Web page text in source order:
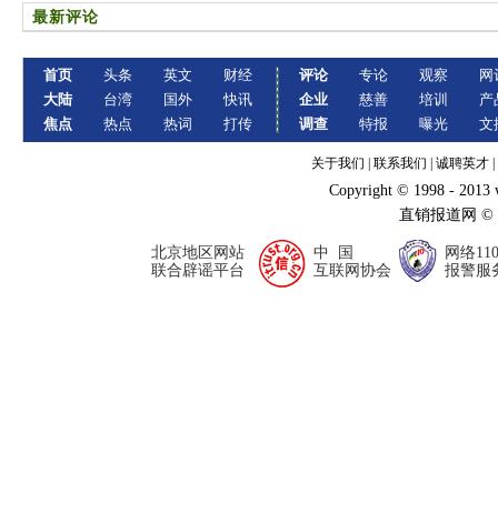
最新评论
首页
大陆
焦点
头条
台湾
热点
英文
国外
热词
财经
快讯
打传
评论
企业
调查
专论
慈善
特报
观察
培训
曝光
网
产
文
关于我们 联系我们 诚聘英才
Copyright © 1998 - 2013
直销报道网
北京地区网站
联合辟谣平台
中 国
互联网协会
网络110
报警服